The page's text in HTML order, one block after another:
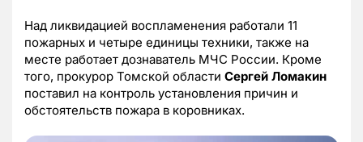
Над ликвидацией воспламенения работали 11
пожарных и четыре единицы техники, также на
месте работает дознаватель МЧС России. Кроме
того, прокурор Томской области Сергей Ломакин
поставил на контроль установления причин и
обстоятельств пожара в коровниках.